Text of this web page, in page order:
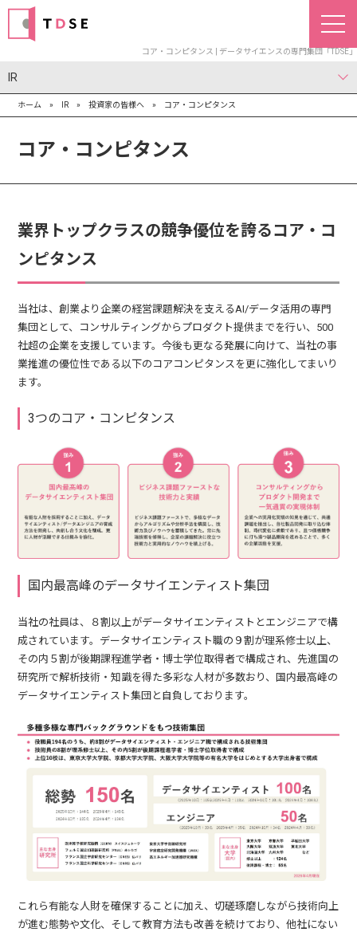
コア・コンピタンス | データサイエンスの専門集団「TDSE」
IR
経営情報
経営トップメッセージ
コーポレート・ガバナンス
投資家の皆様へ
コア・コンピタンス
経営ビジョン/経営方針
経営戦略
業績・財務情報
業績ハイライト
IRイベント
IRカレンダー
IRライブラリー
株式情報
株主還元の方針/配当実績
附属情報
免責事項
IRサイトマップ
IRお問い合わせ
電子公告
ホーム » IR » 投資家の皆様へ » コア・コンピタンス
コア・コンピタンス
業界トップクラスの競争優位を誇るコア・コ
ンピタンス
当社は、創業より企業の経営課題解決を支えるAI/データ活用の専門
集団として、コンサルティングからプロダクト提供までを行い、500
社超の企業を支援しています。今後も更なる発展に向けて、当社の事
業推進の優位性である以下のコアコンピタンスを更に強化してまいり
ます。
3つのコア・コンピタンス
国内最高峰のデータサイエンティスト集団
当社の社員は、８割以上がデータサイエンティストとエンジニアで構
成されています。データサイエンティスト職の９割が理系修士以上、
その内５割が後期課程進学者・博士学位取得者で構成され、先進国の
研究所で解析技術・知識を得た多彩な人材が多数おり、国内最高峰の
データサイエンティスト集団と自負しております。
これら有能な人財を確保することに加え、切磋琢磨しながら技術向上
が進む態勢や文化、そして教育方法も改善を続けており、他社にない